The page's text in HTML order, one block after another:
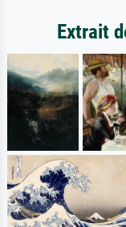
Extrait